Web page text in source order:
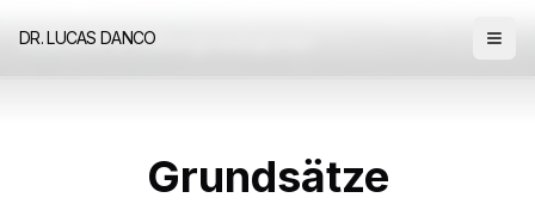
DR. LUCAS DANCO
Strafrecht & Ordnungswidrigkeiten
Grundsätze